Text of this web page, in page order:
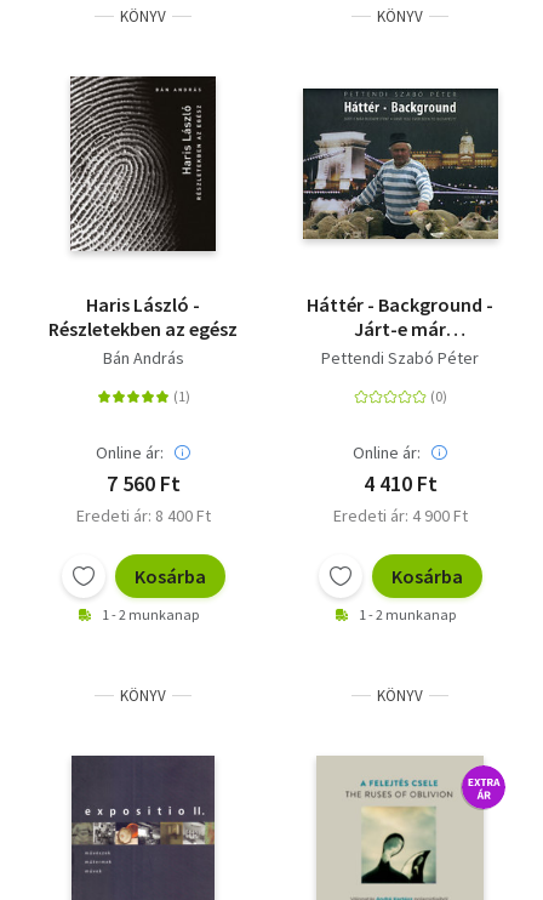
KÖNYV
Haris László -
Részletekben az egész
Bán András
Online ár:
7 560 Ft
Eredeti ár: 8 400 Ft
Kosárba
1 - 2 munkanap
KÖNYV
Háttér - Background -
Járt-e már
Budapesten?
Pettendi Szabó Péter
Online ár:
4 410 Ft
Eredeti ár: 4 900 Ft
Kosárba
1 - 2 munkanap
KÖNYV KÖNYV